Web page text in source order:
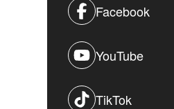
Facebook
YouTube
TikTok